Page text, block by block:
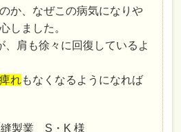
か、なぜこの病気になりや
しました。
、肩も徐々に回復しているよ
れもなくなるようになれば
製業 S・K 様